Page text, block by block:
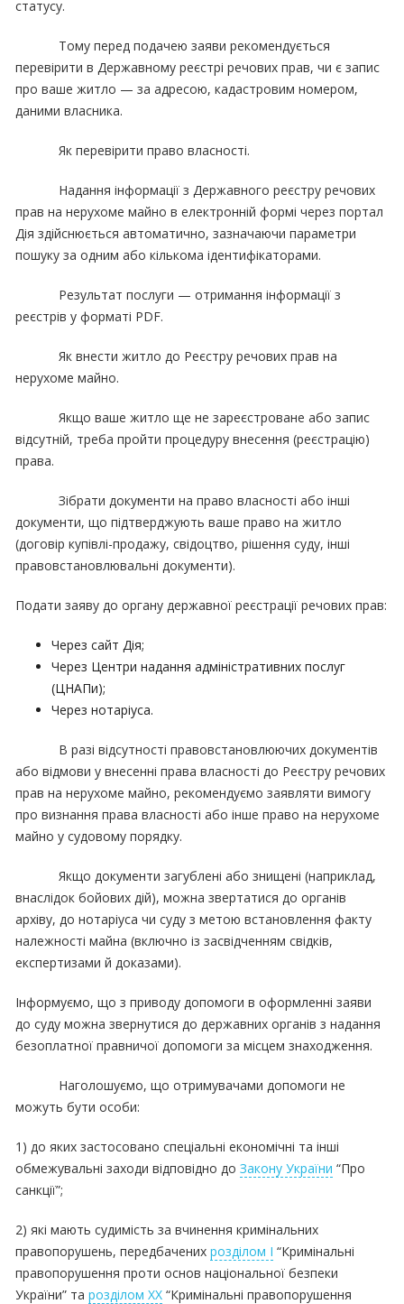
статусу.
Тому перед подачею заяви рекомендується
перевірити в Державному реєстрі речових прав, чи є запис
про ваше житло — за адресою, кадастровим номером,
даними власника.
Як перевірити право власності.
Надання інформації з Державного реєстру речових
прав на нерухоме майно в електронній формі через портал
Дія здійснюється автоматично, зазначаючи параметри
пошуку за одним або кількома ідентифікаторами.
Результат послуги — отримання інформації з
реєстрів у форматі PDF.
Як внести житло до Реєстру речових прав на
нерухоме майно.
Якщо ваше житло ще не зареєстроване або запис
відсутній, треба пройти процедуру внесення (реєстрацію)
права.
Зібрати документи на право власності або інші
документи, що підтверджують ваше право на житло
(договір купівлі-продажу, свідоцтво, рішення суду, інші
правовстановлювальні документи).
Подати заяву до органу державної реєстрації речових прав:
Через сайт Дія;
Через Центри надання адміністративних послуг
(ЦНАПи);
Через нотаріуса.
В разі відсутності правовстановлюючих документів
або відмови у внесенні права власності до Реєстру речових
прав на нерухоме майно, рекомендуємо заявляти вимогу
про визнання права власності або інше право на нерухоме
майно у судовому порядку.
Якщо документи загублені або знищені (наприклад,
внаслідок бойових дій), можна звертатися до органів
архіву, до нотаріуса чи суду з метою встановлення факту
належності майна (включно із засвідченням свідків,
експертизами й доказами).
Інформуємо, що з приводу допомоги в оформленні заяви
до суду можна звернутися до державних органів з надання
безоплатної правничої допомоги за місцем знаходження.
Наголошуємо, що отримувачами допомоги не
можуть бути особи:
1) до яких застосовано спеціальні економічні та інші
обмежувальні заходи відповідно доЗакону України “Про
санкції”;
2) які мають судимість за вчинення кримінальних
правопорушень, передбаченихрозділом I “Кримінальні
правопорушення проти основ національної безпеки
України” тарозділом XX “Кримінальні правопорушення